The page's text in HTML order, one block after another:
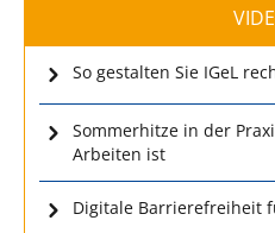
So gestalten Sie IGeL
Sommerhitze in der
Arbeiten ist
Digitale Barrierefreiheit